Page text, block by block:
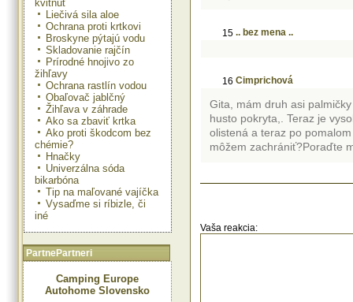
kvitnúť
Liečivá sila aloe
Ochrana proti krtkovi
Broskyne pýtajú vodu
Skladovanie rajčín
Prírodné hnojivo zo
žihľavy
Ochrana rastlín vodou
Obaľovač jablčný
Žihľava v záhrade
Ako sa zbaviť krtka
Ako proti škodcom bez
chémie?
Hnačky
Univerzálna sóda
bikarbóna
Tip na maľované vajíčka
Vysaďme si ríbizle, či
iné
PartnePartneri
Camping Europe
Autohome Slovensko
15 .. bez mena ..
16 Cimprichová
Gita, mám druh asi
husto pokryta,. Teraz je
olistená a teraz po
môžem zachrániť?Poraďte
Vaša reakcia: